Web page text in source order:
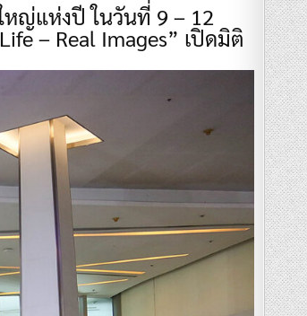
หญ่แห่งปี ในวันที่ 9 – 12
– Real Images” เปิดมิติ